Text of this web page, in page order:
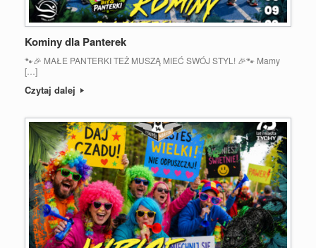
Kominy dla Panterek
🐾🎉 MAŁE PANTERKI TEŻ MUSZĄ MIEĆ SWÓJ STYL! 🎉🐾 Mamy
[…]
Czytaj dalej